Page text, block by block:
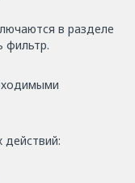
в разделе
фильтр.